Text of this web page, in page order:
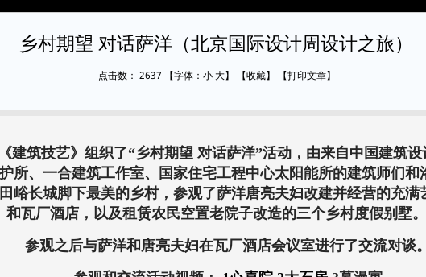
乡村期望 对话萨洋（北京国际设计周设计之旅）
点击数： 2637 【字体： 小 大】 【收藏】 【打印文章】
建筑技艺》组织了“乡村期望 对话萨洋”活动，由来自中国建筑
所、一合建筑工作室、国家住宅工程中心太阳能所的建筑师们和
峪长城脚下最美的乡村，参观了萨洋唐亮夫妇改建并经营的充满
和瓦厂酒店，以及租赁农民空置老院子改造的三个乡村度假别墅。
参观之后与萨洋和唐亮夫妇在瓦厂酒店会议室进行了交流对谈。